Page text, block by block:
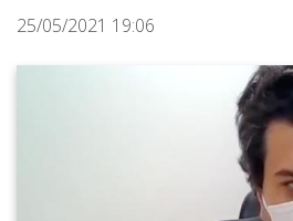
25/05/2021 19:06